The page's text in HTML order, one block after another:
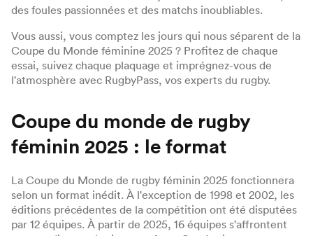
des foules passionnées et des matchs inoubliables.
Vous aussi, vous comptez les jours qui nous séparent de la
Coupe du Monde féminine 2025 ? Profitez de chaque
essai, suivez chaque plaquage et imprégnez-vous de
l'atmosphère avec RugbyPass, vos experts du rugby.
Coupe du monde de rugby
féminin 2025 : le format
La Coupe du Monde de rugby féminin 2025 fonctionnera
selon un format inédit. À l'exception de 1998 et 2002, les
éditions précédentes de la compétition ont été disputées
par 12 équipes. À partir de 2025, 16 équipes s'affrontent